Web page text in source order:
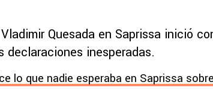
Quesada en Saprissa inició
declaraciones inesperadas.
lo que nadie esperaba en Saprissa